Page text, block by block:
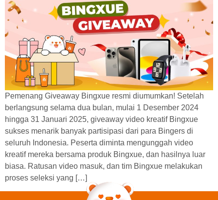
Pemenang Giveaway Bingxue resmi diumumkan! Setelah
berlangsung selama dua bulan, mulai 1 Desember 2024
hingga 31 Januari 2025, giveaway video kreatif Bingxue
sukses menarik banyak partisipasi dari para Bingers di
seluruh Indonesia. Peserta diminta mengunggah video
kreatif mereka bersama produk Bingxue, dan hasilnya luar
biasa. Ratusan video masuk, dan tim Bingxue melakukan
proses seleksi yang […]